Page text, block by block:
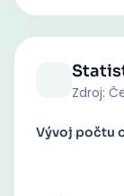
Zdroj:
Vývoj počtu